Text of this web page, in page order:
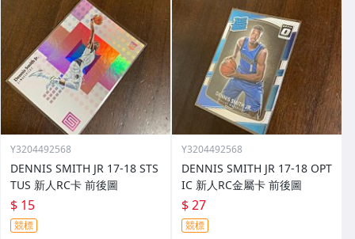
Y3204492568
DENNIS SMITH JR 17-18 STS
TUS 新人RC卡 前後圖
$ 15
競標
Y3204492568
DENNIS SMITH JR 17-18 OPT
IC 新人RC金屬卡 前後圖
$ 27
競標